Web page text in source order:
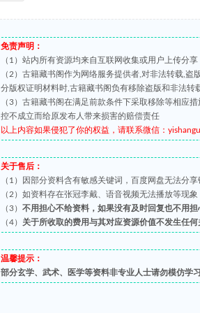
免责声明：
（1）站内所有资源均来自互联网收集或用户上传分
（2）古籍藏书阁作为网络服务提供者,对非法转载,
分版权证明材料时,古籍藏书阁负有移除盗版和非法转
（3）古籍藏书阁在满足前款条件下采取移除等相应
控不成立而给原发布人带来损害的赔偿责任
以上内容如果侵犯了你的权益，请联系微信：
关于售后：
（1）因部分资料含有敏感关键词，百度网盘无法分
（2）如资料存在张冠李戴、语音视频无法播放等现
（3） 不用担心不给资料，如果没有及时回复也不用
（4） 关于所收取的费用与其对应资源价值不发生任
温馨提示：
部分玄学、武术、医学等资料非专业人士请勿模仿学